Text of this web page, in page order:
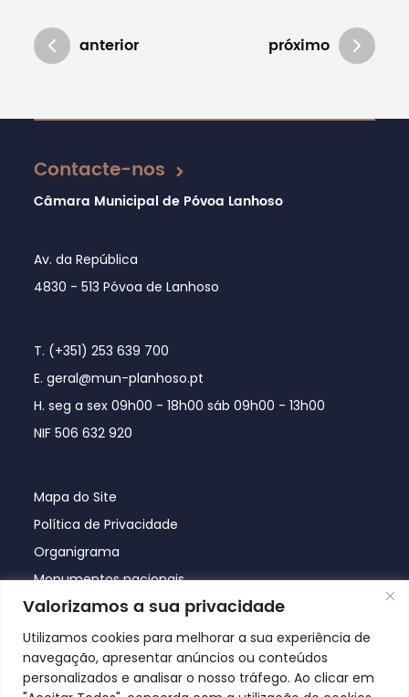
Valorizamos a sua privacidade
Utilizamos cookies para melhorar a sua experiência de
navegação, apresentar anúncios ou conteúdos
personalizados e analisar o nosso tráfego. Ao clicar em
anterior próximo
Atualizado em 16/12/2024
Contacte-nos
Câmara Municipal de Póvoa Lanhoso
Av. da República
4830 - 513 Póvoa de Lanhoso
T. (+351) 253 639 700
E. geral@mun-planhoso.pt
H. seg a sex 09h00 - 18h00 sáb 09h00 - 13h00
NIF 506 632 920
Mapa do Site
Política de Privacidade
Organigrama
Monumentos nacionais